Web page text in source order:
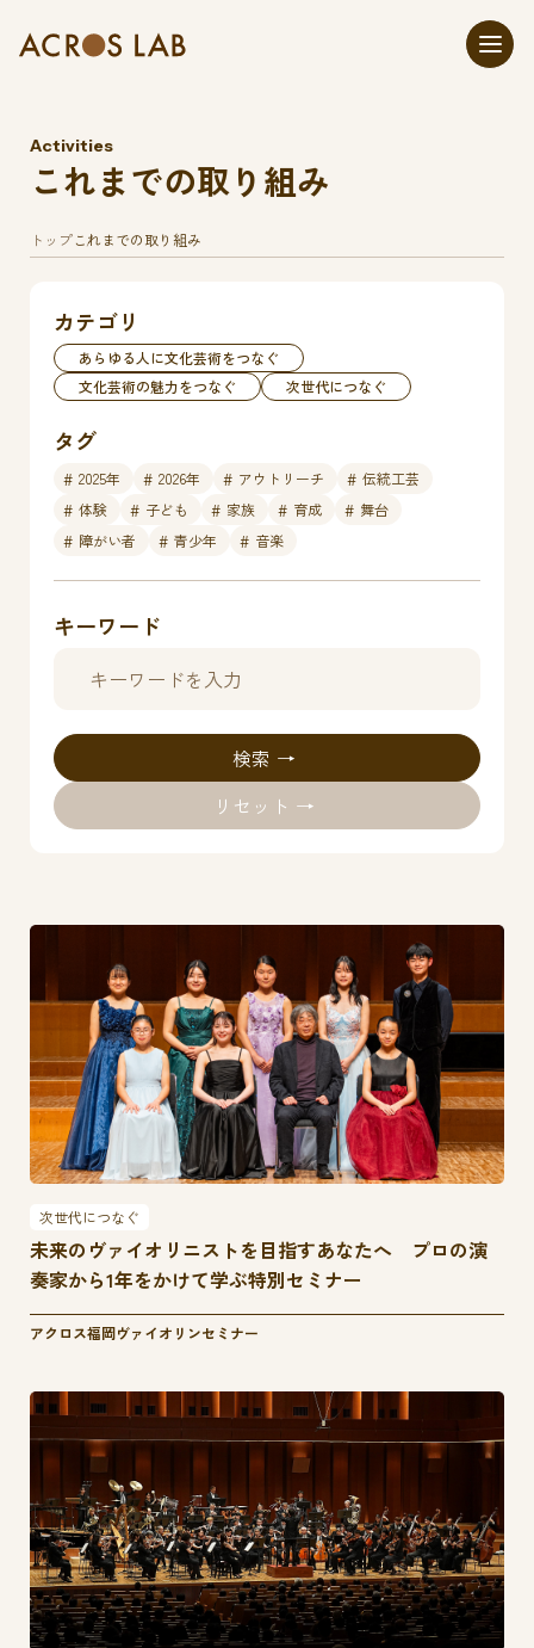
Activities
これまでの取り組み
トップこれまでの取り組み
カテゴリ
あらゆる人に文化芸術をつなぐ
文化芸術の魅力をつなぐ
次世代につなぐ
タグ
2025年 2026年 アウトリーチ
伝統工芸
体験
子ども 家族 育成
舞台
障がい者
青少年 音楽
キーワード
検索
リセット
次世代につなぐ
未来のヴァイオリニストを目指すあなたへ プロの演
奏家から1年をかけて学ぶ特別セミナー
アクロス福岡ヴァイオリンセミナー